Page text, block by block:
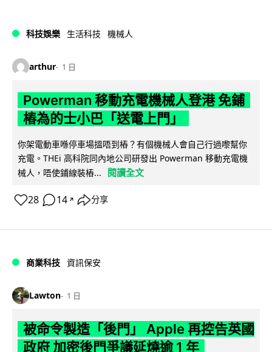
科技娛樂 生活科技 機械人
arthur 1 日
Powerman 移動充電機械人登港 免鋪
樁為的士小巴「送電上門」
你架電動車喺停車場搵唔到樁？有個機械人會自己行過嚟幫你
充電。THEi 高科院同內地公司研發出 Powerman 移動充電機
械人，唔使鋪線裝樁...
閱讀全文
28 14 ↗ 分享
商業科技 資訊保安
Lawton 1 日
被命令製造「後門」 Apple 再控告英國
政府 加密後門爭議延燒逾 1 年